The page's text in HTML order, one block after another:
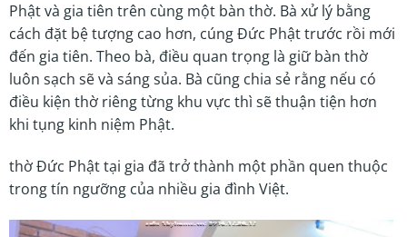
Phật và gia tiên trên cùng một bàn thờ. Bà xử lý bằng
cách đặt bệ tượng cao hơn, cúng Đức Phật trước rồi mới
đến gia tiên. Theo bà, điều quan trọng là giữ bàn thờ
luôn sạch sẽ và sáng sủa. Bà cũng chia sẻ rằng nếu có
điều kiện thờ riêng từng khu vực thì sẽ thuận tiện hơn
khi tụng kinh niệm Phật.
thờ Đức Phật tại gia đã trở thành một phần quen thuộc
trong tín ngưỡng của nhiều gia đình Việt.